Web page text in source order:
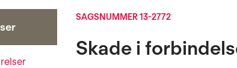
SAGSNUMMER 13-2772
Skade i